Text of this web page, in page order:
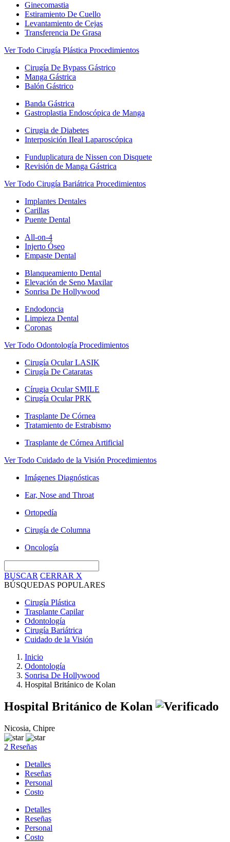
Ginecomastia
Estiramiento De Cuello
Levantamiento de Cejas
Transferencia De Grasa
Ver Todo Cirugía Plástica Procedimientos
Cirugía De Bypass Gástrico
Manga Gástrica
Balón Gástrico
Banda Gástrica
Gastroplastia Endoscópica de Manga
Cirugia de Diabetes
Interposición IIeal Laparoscópica
Funduplicatura de Nissen con Disquete
Revisión de Manga Gástrica
Ver Todo Cirugía Bariátrica Procedimientos
Implantes Dentales
Carillas
Puente Dental
All-on-4
Injerto Óseo
Empaste Dental
Blanqueamiento Dental
Elevación de Seno Maxilar
Sonrisa De Hollywood
Endodoncia
Limpieza Dental
Coronas
Ver Todo Odontología Procedimientos
Cirugía Ocular LASIK
Cirugía De Cataratas
Círugia Ocular SMILE
Cirugía Ocular PRK
Trasplante De Córnea
Tratamiento de Estrabismo
Trasplante de Córnea Artificial
Ver Todo Cuidado de la Visión Procedimientos
Imágenes Diagnósticas
Ear, Nose and Throat
Ortopedía
Cirugía de Columna
Oncología
BUSCAR CERRAR X
BÚSQUEDAS POPULARES
Cirugía Plástica
Trasplante Capilar
Odontología
Cirugía Bariátrica
Cuidado de la Visión
Inicio
Odontología
Sonrisa De Hollywood
Hospital Británico de Kolan
Hospital Británico de Kolan
Nicosia, Chipre
2 Reseñas
Detalles
Reseñas
Personal
Costo
Detalles
Reseñas
Personal
Costo